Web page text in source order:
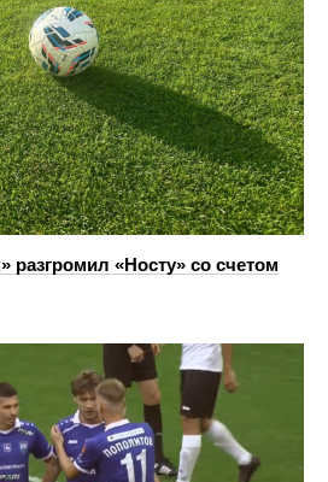
разгромил «Носту» со счетом